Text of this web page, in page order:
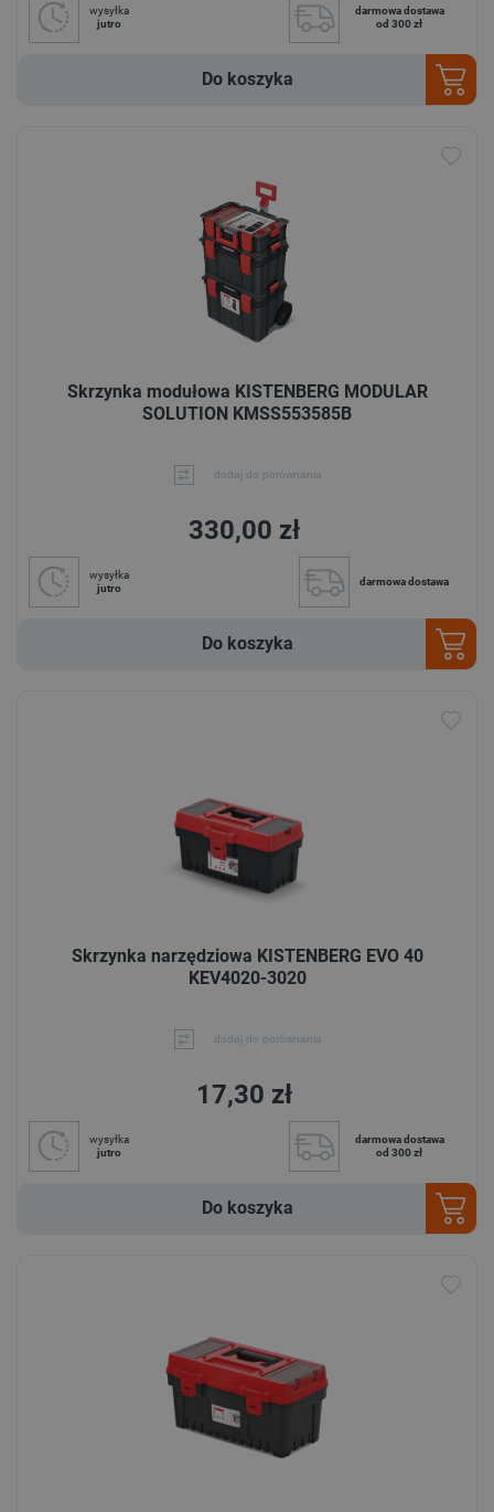
wysyłka
jutro
darmowa dostawa
od 300 zł
Do koszyka
Skrzynka modułowa KISTENBERG MODULAR
SOLUTION KMSS553585B
dodaj do porównania
330,00 zł
wysyłka
jutro
darmowa dostawa
Do koszyka
Skrzynka narzędziowa KISTENBERG EVO 40
KEV4020-3020
dodaj do porównania
17,30 zł
wysyłka
jutro
darmowa dostawa
od 300 zł
Do koszyka